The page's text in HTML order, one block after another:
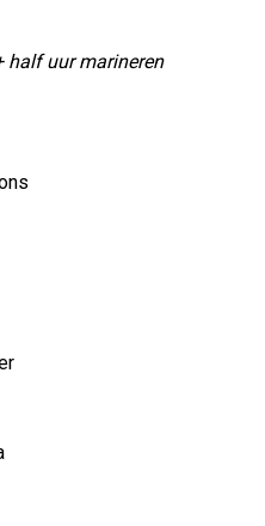
half uur marineren